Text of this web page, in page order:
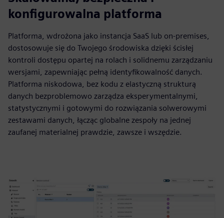
konfigurowalna platforma
Platforma, wdrożona jako instancja SaaS lub on-premises,
dostosowuje się do Twojego środowiska dzięki ścisłej
kontroli dostępu opartej na rolach i solidnemu zarządzaniu
wersjami, zapewniając pełną identyfikowalność danych.
Platforma niskodowa, bez kodu z elastyczną strukturą
danych bezproblemowo zarządza eksperymentalnymi,
statystycznymi i gotowymi do rozwiązania solwerowymi
zestawami danych, łącząc globalne zespoły na jednej
zaufanej materialnej prawdzie, zawsze i wszędzie.